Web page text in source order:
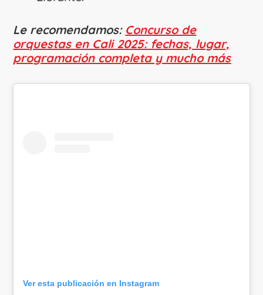
Le recomendamos: Concurso de
orquestas en Cali 2025: fechas, lugar,
programación completa y mucho más
Ver esta publicación en Instagram